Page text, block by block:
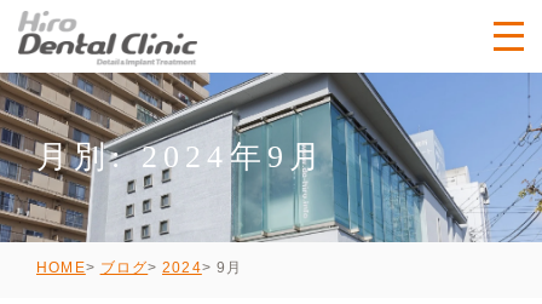
月別: 2024年9月
HOME ブログ 2024 9月